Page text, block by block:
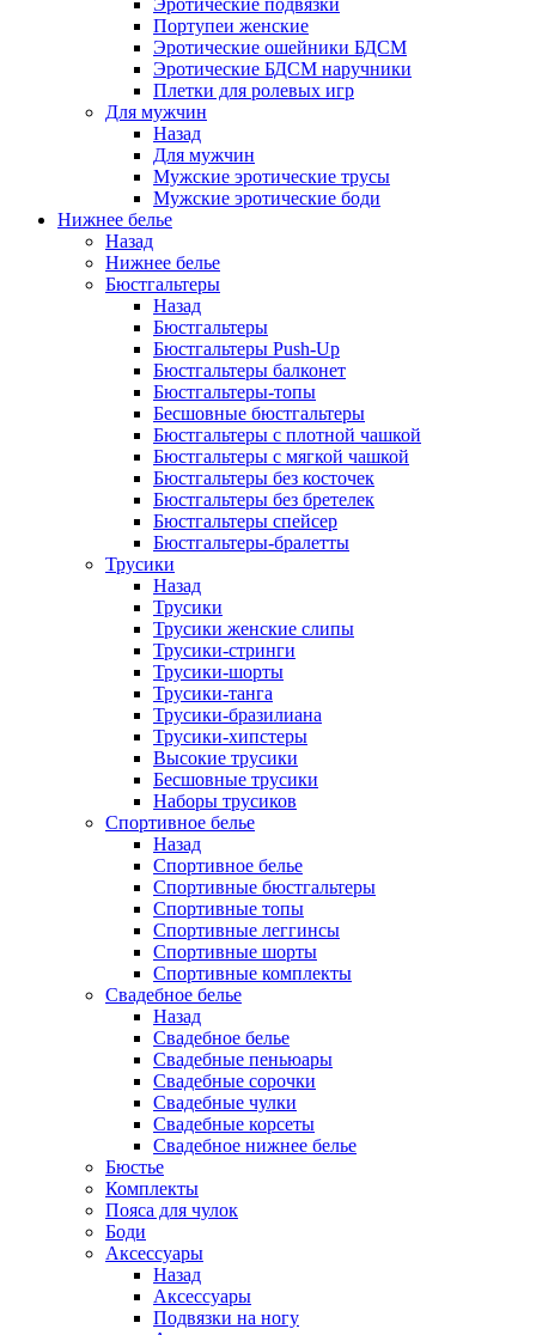
Эротические подвязки
Портупеи женские
Эротические ошейники БДСМ
Эротические БДСМ наручники
Плетки для ролевых игр
Для мужчин
Назад
Для мужчин
Мужские эротические трусы
Мужские эротические боди
Нижнее белье
Назад
Нижнее белье
Бюстгальтеры
Назад
Бюстгальтеры
Бюстгальтеры Push-Up
Бюстгальтеры балконет
Бюстгальтеры-топы
Бесшовные бюстгальтеры
Бюстгальтеры с плотной чашкой
Бюстгальтеры с мягкой чашкой
Бюстгальтеры без косточек
Бюстгальтеры без бретелек
Бюстгальтеры спейсер
Бюстгальтеры-бралетты
Трусики
Назад
Трусики
Трусики женские слипы
Трусики-стринги
Трусики-шорты
Трусики-танга
Трусики-бразилиана
Трусики-хипстеры
Высокие трусики
Бесшовные трусики
Наборы трусиков
Спортивное белье
Назад
Спортивное белье
Спортивные бюстгальтеры
Спортивные топы
Спортивные леггинсы
Спортивные шорты
Спортивные комплекты
Свадебное белье
Назад
Свадебное белье
Свадебные пеньюары
Свадебные сорочки
Свадебные чулки
Свадебные корсеты
Свадебное нижнее белье
Бюстье
Комплекты
Пояса для чулок
Боди
Аксессуары
Назад
Аксессуары
Подвязки на ногу